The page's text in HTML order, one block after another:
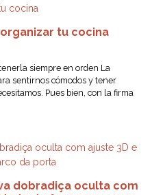
tu cocina
siempre en orden La
sentirnos cómodos y tener
Pues bien, con la firma
dobradiça oculta com